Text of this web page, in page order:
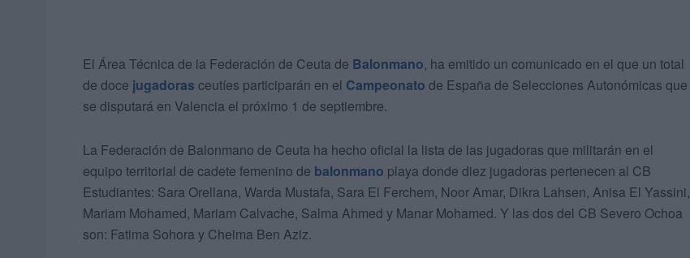
El Área Técnica de la Federación de Ceuta de Balonmano, ha emitido un comunicado en el que un total
de doce jugadoras ceutíes participarán en el Campeonato de España de Selecciones Autonómicas que
se disputará en Valencia el próximo 1 de septiembre.
La Federación de Balonmano de Ceuta ha hecho oficial la lista de las jugadoras que militarán en el
equipo territorial de cadete femenino de balonmano playa donde diez jugadoras pertenecen al CB
Estudiantes: Sara Orellana, Warda Mustafa, Sara El Ferchem, Noor Amar, Dikra Lahsen, Anisa El Yassini,
Mariam Mohamed, Mariam Calvache, Salma Ahmed y Manar Mohamed. Y las dos del CB Severo Ochoa
son: Fatima Sohora y Cheima Ben Aziz.